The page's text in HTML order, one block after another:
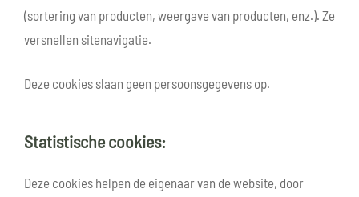
(sortering van producten, weergave van producten, enz.). Ze
versnellen sitenavigatie.
Deze cookies slaan geen persoonsgegevens op.
Statistische cookies:
Deze cookies helpen de eigenaar van de website, door